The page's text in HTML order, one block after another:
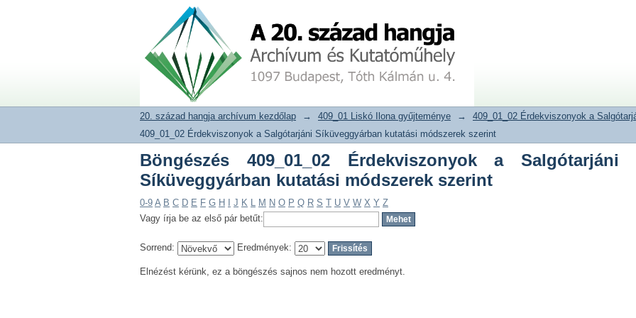
Böngészés 409_01_02 Érdekviszonyok a Salgótarjáni
módszerek szerint
20. század hangja archívum adattár
20. század hangja archívum kezdőlap → 409_01 Liskó Ilona gyűjteménye → 409_01_02 Érdekviszonyok a
409_01_02 Érdekviszonyok a Salgótarjáni Síküveggyárban kutatási módszerek szerint
Böngészés 409_01_02 Érdekviszonyok a Salgótarjáni
Síküveggyárban kutatási módszerek szerint
0-9 A B C D E F G H J K L M N O P Q R S T U V W X Y Z
Vagy írja be az első pár betűt:
Sorrend: Eredmények:
Elnézést kérünk, ez a böngészés sajnos nem hozott eredményt.